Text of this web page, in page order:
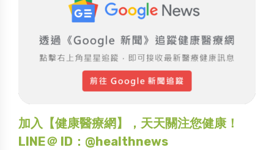
加入【健康醫療網】，天天關注您健康！
LINE＠ ID：@healthnews